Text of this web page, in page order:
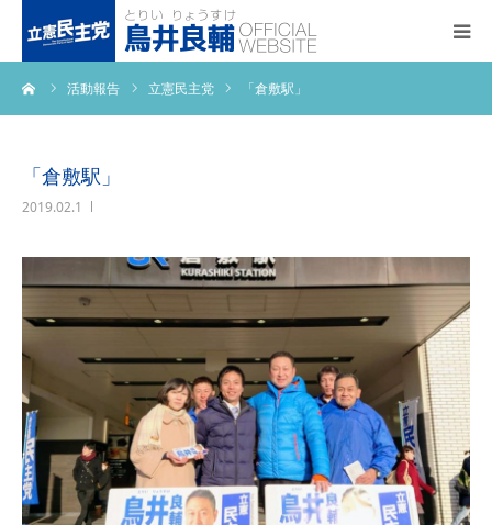
活動報告 立憲民主党 「倉敷駅」
「倉敷駅」
2019.02.1
トップページ
プロフィール
事務所アクセス